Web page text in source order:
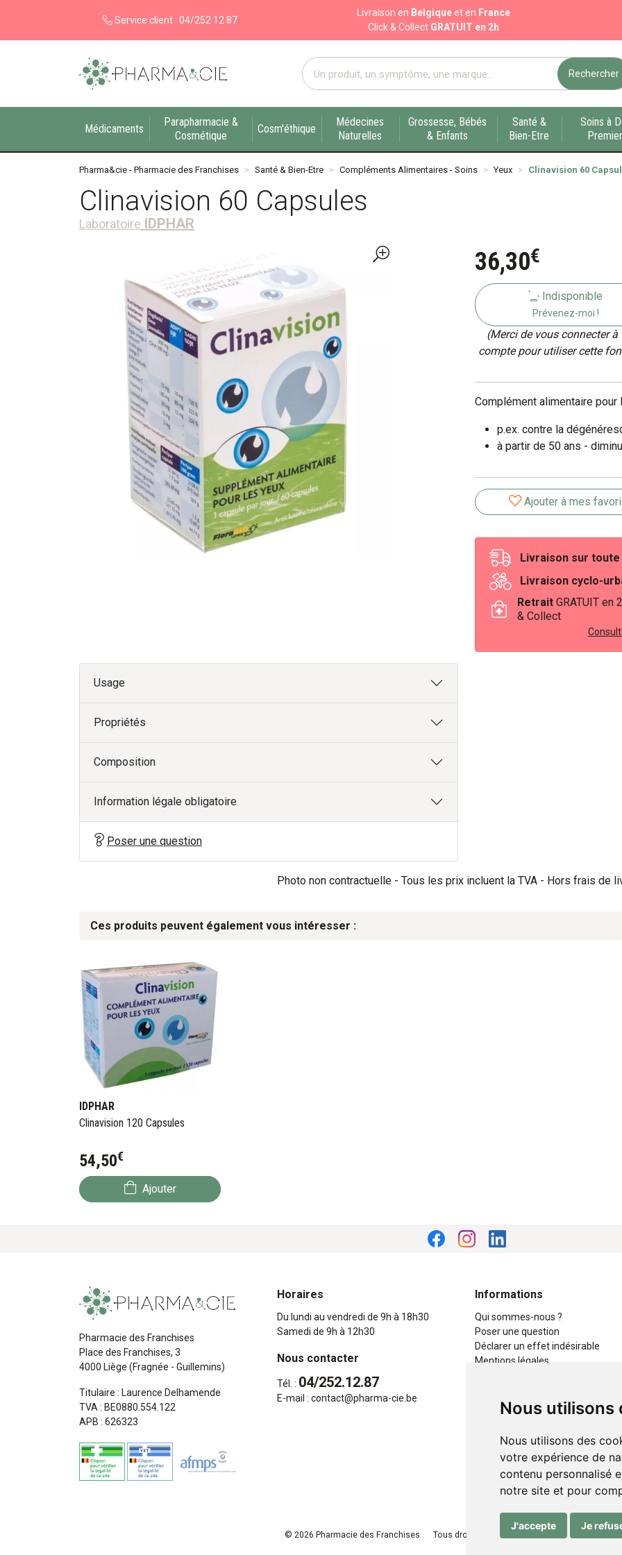
Nous utilisons
Nous utilisons des
votre expérience de
contenu personnalisé
notre site et pour
J'accepte Je
Service client : 04/252 12 87
Livraison en Belgique et en France
Click & Collect GRATUIT en 2h
Pharma&cie - Pharmacie des Franchises Votre export pharmacie en ligne à votre service sur Liège
Rechercher
Médicaments
Parapharmacie &
Cosmétique
Cosm'éthique
Médecines
Naturelles
Grossesse, Bébés
& Enfants
Santé &
Bien-Etre
Soins à
Pharma&cie - Pharmacie des Franchises Santé & Bien-Etre Compléments Alimentaires - Soins Yeux Clinavision 60
Clinavision 60 Capsules
Laboratoire IDPHAR
36,30€
Indisponible
Prévenez-moi !
(Merci de vous connecter à
compte pour utiliser cette
Complément alimentaire
p.ex. contre la
à partir de 50 ans -
Ajouter à mes
Livraison sur toute
Livraison cyclo-
RetraitGRATUIT en
& Collect
Usage
Propriétés
Composition
Information légale obligatoire
Poser une question
Photo non contractuelle - Tous les prix incluent la TVA - Hors frais de
Ces produits peuvent également vous intéresser :
IDPHAR
Clinavision 120 Capsules
54,50€
Ajouter
Pharmacie des Franchises
Place des Franchises, 3
4000 Liège (Fragnée - Guillemins)
Titulaire : Laurence Delhamende
TVA : BE0880.554.122
APB : 626323
Horaires
Du lundi au vendredi de 9h à 18h30
Samedi de 9h à 12h30
Nous contacter
Tél. : 04/252.12.87
E-mail : contact@pharma-cie.be
Informations
Qui sommes-nous ?
Poser une question
Déclarer un effet indésirable
Mentions légales
Cookies
Mes préférences Cookies
© 2026 Pharmacie des Franchises Tous droits réservés Apotekisto , pharmacie